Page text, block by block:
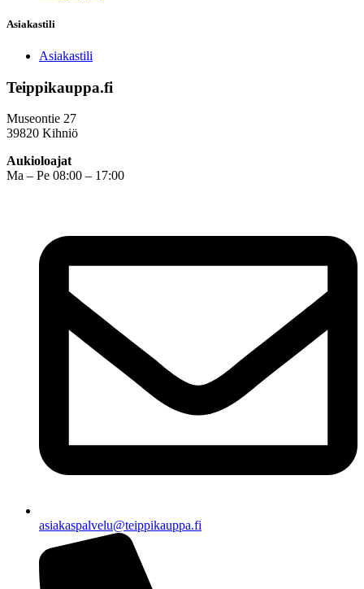
Asiakastili
Asiakastili
Teippikauppa.fi
Museontie 27
39820 Kihniö
Aukioloajat
Ma – Pe 08:00 – 17:00
asiakaspalvelu@teippikauppa.fi